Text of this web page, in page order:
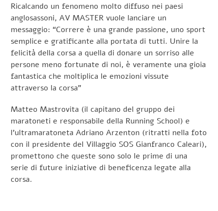
Ricalcando un fenomeno molto diffuso nei paesi
anglosassoni, AV MASTER vuole lanciare un
messaggio: “Correre è una grande passione, uno sport
semplice e gratificante alla portata di tutti. Unire la
felicità della corsa a quella di donare un sorriso alle
persone meno fortunate di noi, è veramente una gioia
fantastica che moltiplica le emozioni vissute
attraverso la corsa”
Matteo Mastrovita (il capitano del gruppo dei
maratoneti e responsabile della Running School) e
l’ultramaratoneta Adriano Arzenton (ritratti nella foto
con il presidente del Villaggio SOS Gianfranco Caleari),
promettono che queste sono solo le prime di una
serie di future iniziative di beneficenza legate alla
corsa.